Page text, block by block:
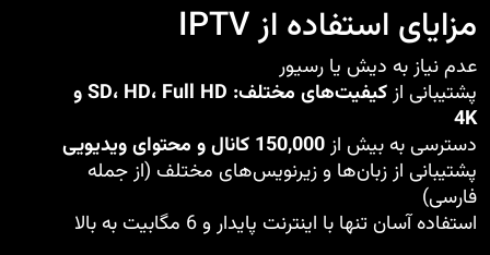
مزایای استفاده از IPTV
عدم نیاز به دیش یا رسیور
پشتیبانی از
کیفیت‌های مختلف: SD، HD، Full HD و
4K
دسترسی به بیش از150,000 کانال و محتوای ویدیویی
پشتیبانی از زبان‌ها و زیرنویس‌های مختلف (از جمله
فارسی)
استفاده آسان تنها با اینترنت پایدار و 6 مگابیت به بالا